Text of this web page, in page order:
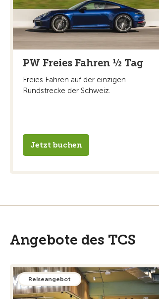
PW Freies Fahren ½ Tag
Freies Fahren auf der einzigen
Rundstrecke der Schweiz.
Jetzt buchen
Angebote des TCS
Reiseangebot